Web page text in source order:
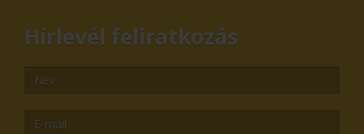
Hírlevél feliratkozás